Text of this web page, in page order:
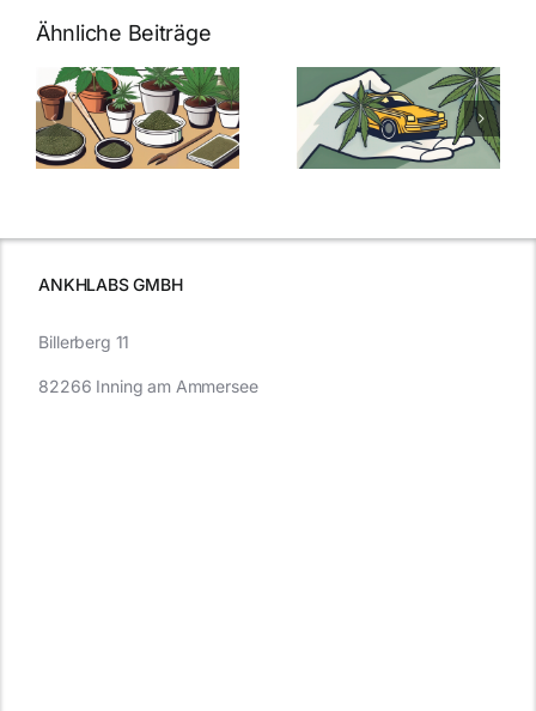
Ähnliche Beiträge
Neue THC-
Grenzwert-
Regelung:
Was Sie über
Cannabis und
müssen
Cannabis
Samen
kaufen: Alles
was Sie
ANKHLABS GMBH
Billerberg 11
82266 Inning am Ammersee